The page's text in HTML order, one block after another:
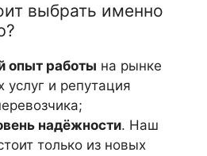
выбрать именно
опыт работы на рынке
услуг и репутация
надёжности. Наш
только из новых